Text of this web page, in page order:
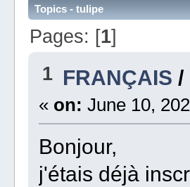
Topics - tulipe
Pages: [1]
1 FRANÇAIS /
« on: June 10,
Bonjour,
j'étais déjà